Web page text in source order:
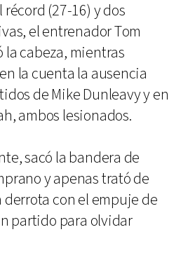
(27-16) y dos
el entrenador Tom
cabeza, mientras
la cuenta la ausencia
de Mike Dunleavy y en
ambos lesionados.
sacó la bandera de
y apenas trató de
derrota con el empuje de
partido para olvidar